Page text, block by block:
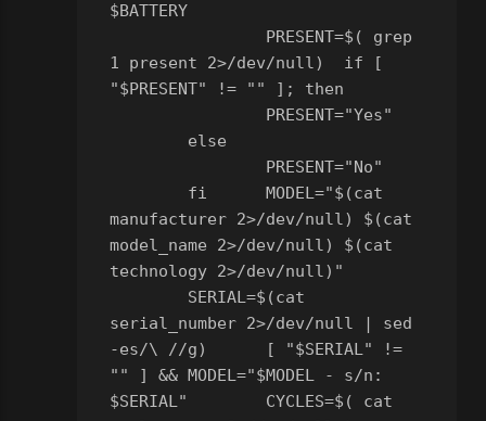
$BATTERY
1 present 2>/dev/null)
"$PRESENT" != "" ]; then
		PRESENT="Yes"
	else
		PRESENT="No"
	fi
	MODEL="$(cat
manufacturer 2>/dev/null) $(cat
model_name 2>/dev/null) $(cat
technology 2>/dev/null)"
serial_number 2>/dev/null | sed
-es/\ //g)
"" ] && MODEL="$MODEL - s/n:
$SERIAL"